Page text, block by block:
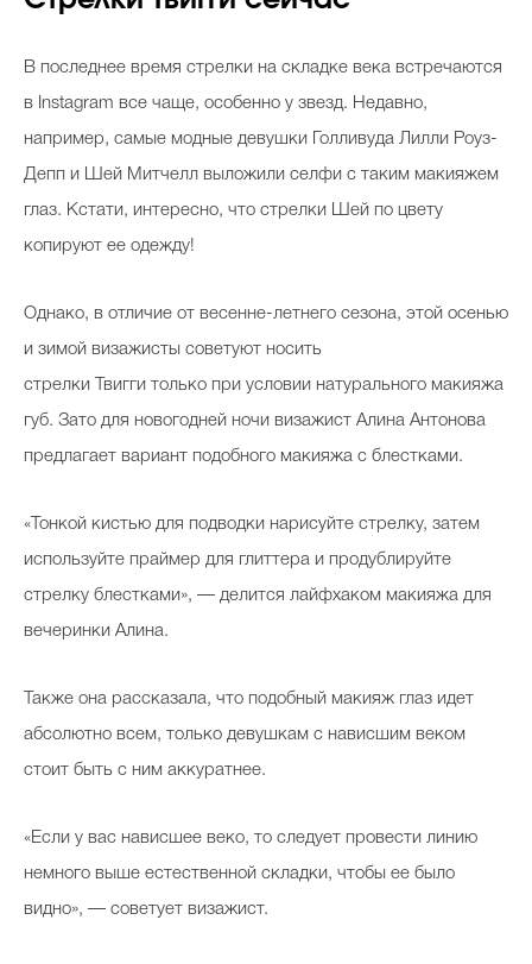
В последнее время стрелки на складке века встречаются
в Instagram все чаще, особенно у звезд. Недавно,
например, самые модные девушки Голливуда Лилли Роуз-
Депп и Шей Митчелл выложили селфи с таким макияжем
глаз. Кстати, интересно, что стрелки Шей по цвету
копируют ее одежду!
Однако, в отличие от весенне-летнего сезона, этой осенью
и зимой визажисты советуют носить
стрелки Твигги только при условии натурального макияжа
губ. Зато для новогодней ночи визажист Алина Антонова
предлагает вариант подобного макияжа с блестками.
«Тонкой кистью для подводки нарисуйте стрелку, затем
используйте праймер для глиттера и продублируйте
стрелку блестками», — делится лайфхаком макияжа для
вечеринки Алина.
Также она рассказала, что подобный макияж глаз идет
абсолютно всем, только девушкам с нависшим веком
стоит быть с ним аккуратнее.
«Если у вас нависшее веко, то следует провести линию
немного выше естественной складки, чтобы ее было
видно», — советует визажист.